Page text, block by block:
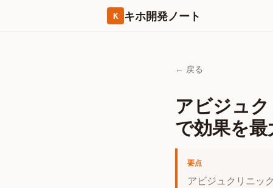
K キホ開発ノート
← 戻る
アビジュ
で効果を
要点
アビジュクリニッ